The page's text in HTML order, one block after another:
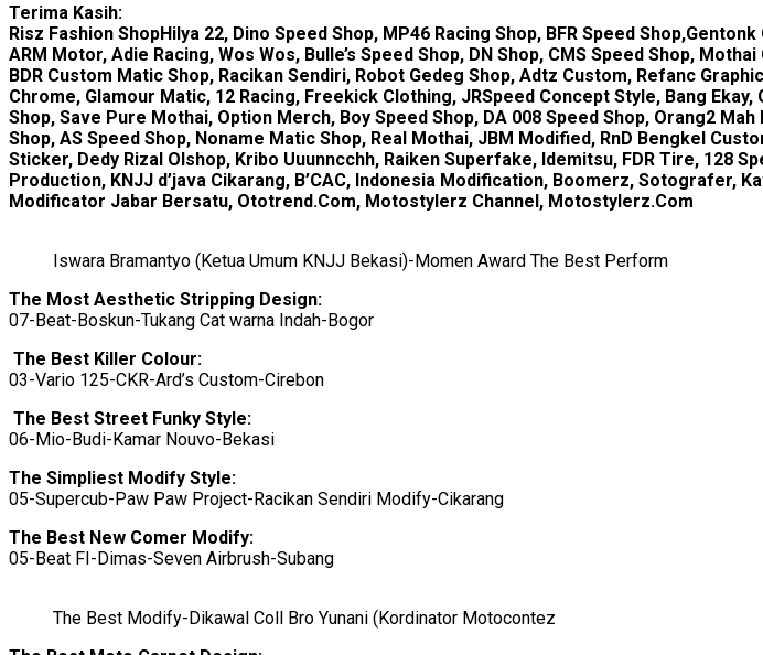
Terima Kasih:
Risz Fashion ShopHilya 22, Dino Speed Shop, MP46 Racing Shop, BFR Speed
ARM Motor, Adie Racing, Wos Wos, Bulle’s Speed Shop, DN Shop, CMS Speed Shop,
BDR Custom Matic Shop, Racikan Sendiri, Robot Gedeg Shop, Adtz Custom, Refanc
Chrome, Glamour Matic, 12 Racing, Freekick Clothing, JRSpeed Concept Style, Bang
Shop, Save Pure Mothai, Option Merch, Boy Speed Shop, DA 008 Speed Shop, Orang2
Shop, AS Speed Shop, Noname Matic Shop, Real Mothai, JBM Modified, RnD Bengkel
Sticker, Dedy Rizal Olshop, Kribo Uuunncchh, Raiken Superfake, Idemitsu, FDR Tire, 128
Production, KNJJ d’java Cikarang, B’CAC, Indonesia Modification, Boomerz, Sotografer,
Modificator Jabar Bersatu, Ototrend.Com, Motostylerz Channel, Motostylerz.Com
Iswara Bramantyo (Ketua Umum KNJJ Bekasi)-Momen Award The Best Perform
The Most Aesthetic Stripping Design:
07-Beat-Boskun-Tukang Cat warna Indah-Bogor
The Best Killer Colour:
03-Vario 125-CKR-Ard’s Custom-Cirebon
The Best Street Funky Style:
06-Mio-Budi-Kamar Nouvo-Bekasi
The Simpliest Modify Style:
05-Supercub-Paw Paw Project-Racikan Sendiri Modify-Cikarang
The Best New Comer Modify:
05-Beat FI-Dimas-Seven Airbrush-Subang
The Best Modify-Dikawal Coll Bro Yunani (Kordinator Motocontez